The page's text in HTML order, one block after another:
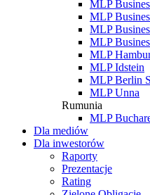
MLP
MLP
MLP
MLP
MLP
MLP Idstein
MLP Berlin
MLP Unna
Rumunia
MLP
Dla mediów
Dla inwestorów
Raporty
Prezentacje
Rating